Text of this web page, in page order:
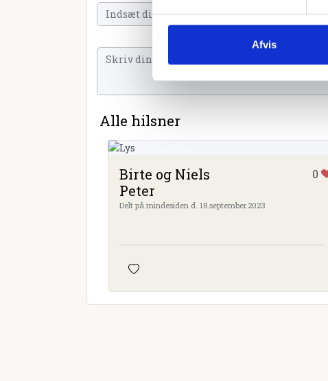
Afvis
Alle hilsner
Birte og Niels
Peter
0
Delt på mindesiden d. 18.september.2023